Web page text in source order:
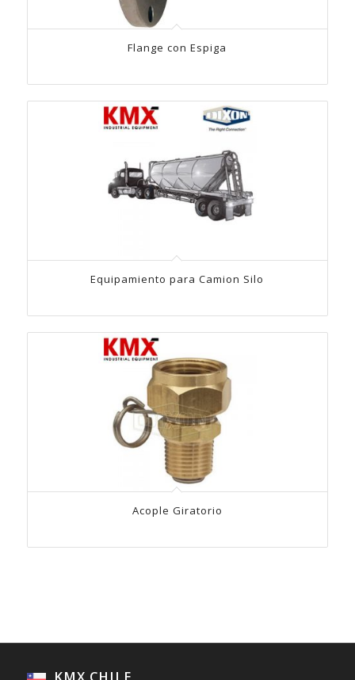
Flange con Espiga
Equipamiento para Camion Silo
Acople Giratorio
KMX CHILE